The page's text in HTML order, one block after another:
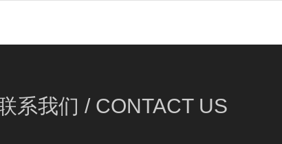
系我们 / CONTACT US